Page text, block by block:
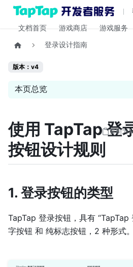
文档首页 游戏商店 游戏服务
登录设计指南
版本：v4
本页总览
使用 TapTap 登
按钮设计规则
复制为
1. 登录按钮的类型
TapTap 登录按钮，具有 “TapTap
字按钮 和 纯标志按钮，2 种形式。